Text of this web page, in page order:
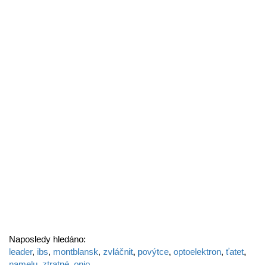
Naposledy hledáno:
leader, ibs, montblansk, zvláčnit, povýtce, optoelektron, ťatet,